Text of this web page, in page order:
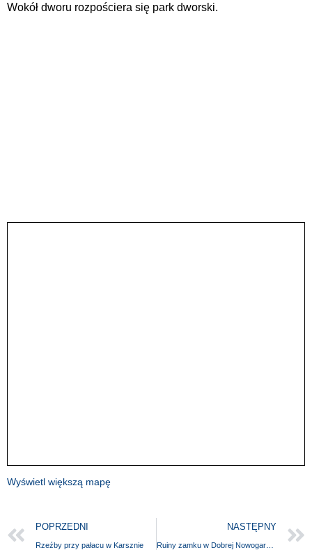
Wokół dworu rozpościera się park dworski.
Wyświetl większą mapę
POPRZEDNI
Rzeźby przy pałacu w Karsznie
NASTĘPNY
Ruiny zamku w Dobrej Nowogardzkiej